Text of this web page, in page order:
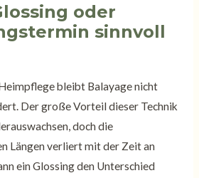
oder
sinnvoll
bleibt Balayage nicht
Der große Vorteil dieser Technik
doch die
Längen verliert mit der Zeit an
ein Glossing den Unterschied